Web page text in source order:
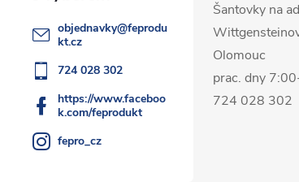
objednavky@feprodu
kt.cz
724 028 302
https://www.faceboo
k.com/feprodukt
fepro_cz
Šantovky na
Olomouc
prac. dny
724 028 302